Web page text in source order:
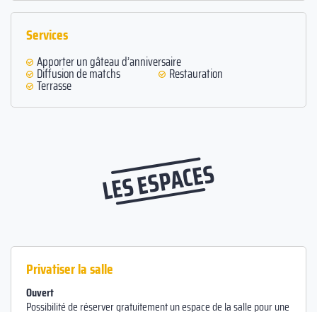
Services
Apporter un gâteau d’anniversaire
Diffusion de matchs Restauration
Terrasse
LES ESPACES
Privatiser la salle
Ouvert
Possibilité de réserver gratuitement un espace de la salle pour une